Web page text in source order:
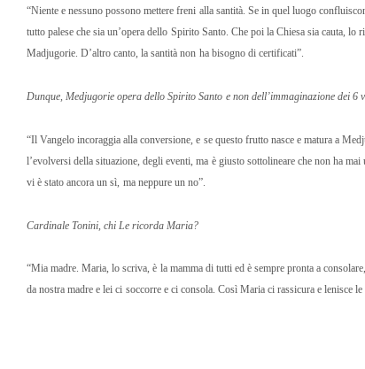
“Niente e nessuno possono mettere freni alla santità. Se in quel luogo
tutto palese che sia un’opera dello Spirito Santo. Che poi la Chiesa sia cauta,
Madjugorie. D’altro canto, la santità non ha bisogno di certificati”.
Dunque, Medjugorie opera dello Spirito Santo e non dell’immaginazione dei 6
“Il Vangelo incoraggia alla conversione, e se questo frutto nasce e matura a
l’evolversi della situazione, degli eventi, ma è giusto sottolineare che non ha
vi è stato ancora un sì, ma neppure un no”.
Cardinale Tonini, chi Le ricorda Maria?
“Mia madre. Maria, lo scriva, è la mamma di tutti ed è sempre pronta a
da nostra madre e lei ci soccorre e ci consola. Così Maria ci rassicura e lenisce